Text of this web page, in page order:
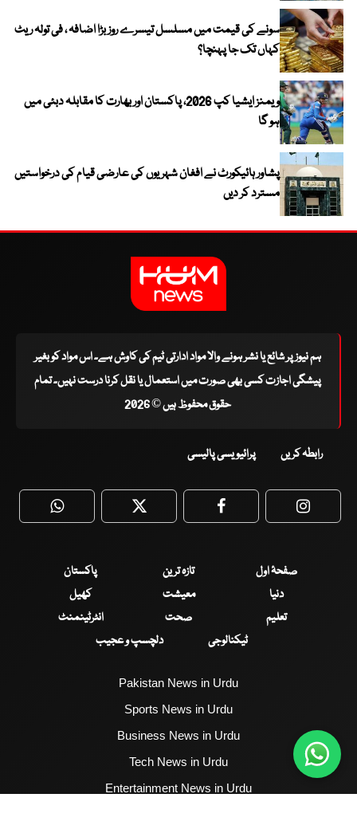
سونے کی قیمت میں مسلسل تیسرے روز بڑا اضافہ ، فی تولہ ریٹ
کہاں تک جا پہنچا؟
ویمنز ایشیا کپ 2026، پاکستان اور بھارت کا مقابلہ دبئی میں
ہو گا
پشاور ہائیکورٹ نے افغان شہریوں کی عارضی قیام کی درخواستیں
مسترد کر دیں
ہم نیوز پر شائع یا نشر ہونے والا مواد ادارتی ٹیم کی کاوش ہے۔ اس مواد کو بغیر
پیشگی اجازت کسی بھی صورت میں استعمال یا نقل کرنا درست نہیں۔ تمام
حقوق محفوظ ہیں © 2026
رابطہ کریں پرائیویسی پالیسی
WhatsApp Twitter Facebook
صفحۂ اول تازہ ترین
پاکستان
دنیا
معیشت
کھیل
تعلیم
صحت
انٹرٹینمنٹ
ٹیکنالوجی
دلچسپ و عجیب
Pakistan News in Urdu
Sports News in Urdu
Business News in Urdu
Tech News in Urdu
Entertainment News in Urdu